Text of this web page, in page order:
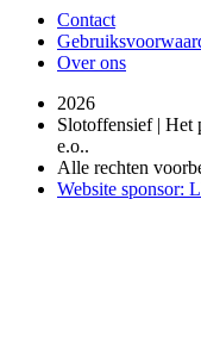
Contact
Over ons
2026
Slotoffensief | Het
e.o..
Alle rechten
Website sponsor: